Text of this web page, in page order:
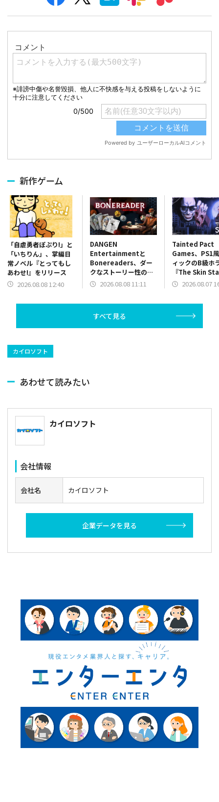
新作ゲーム
「自虐勇者ぽぷり!」と
「いちりん」、掌編日
常ノベル『とってもし
あわせ!』をリリース
2026.08.08 12:40
DANGEN
Entertainmentと
Bonereaders、ダー
クなストーリー性のカ
ードゲーム
2026.08.08 11:11
Tainted Pact
Games、PS1
ィックのB級ホ
『The Skin
を配信開始！
2026.08.07
すべて見る
カイロソフト
あわせて読みたい
カイロソフト
会社情報
会社名 カイロソフト
企業データを見る